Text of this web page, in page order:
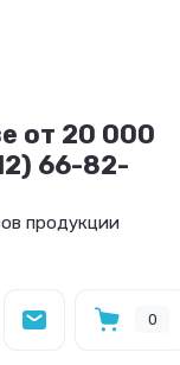
от 20 000
66-82-
продукции
0